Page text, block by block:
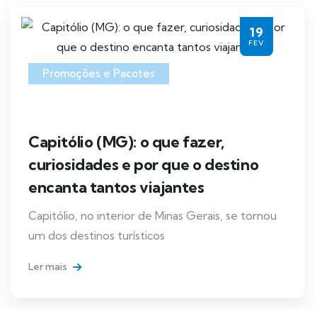
19
FEV
Promoções e Pacotes
Capitólio (MG): o que fazer,
curiosidades e por que o destino
encanta tantos viajantes
Capitólio, no interior de Minas Gerais, se tornou
um dos destinos turísticos
Ler mais